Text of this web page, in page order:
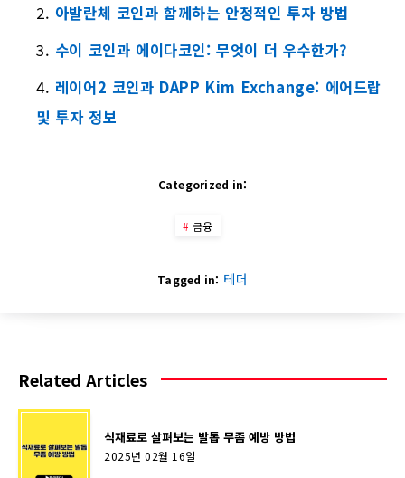
아발란체 코인과 함께하는 안정적인 투자 방법
수이 코인과 에이다코인: 무엇이 더 우수한가?
레이어2 코인과 DAPP Kim Exchange: 에어드랍
및 투자 정보
Categorized in:
금융
Tagged in: 테더
Related Articles
식재료로 살펴보는 발톱 무좀 예방 방법
2025년 02월 16일